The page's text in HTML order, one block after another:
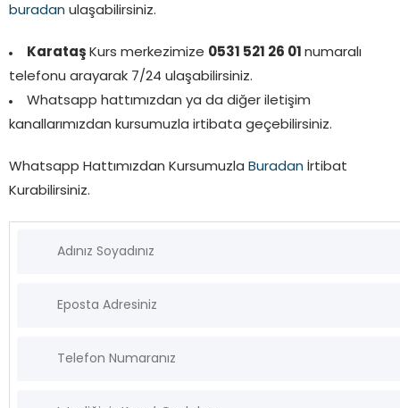
buradan ulaşabilirsiniz.
Karataş Kurs merkezimize 0531 521 26 01 numaralı
telefonu arayarak 7/24 ulaşabilirsiniz.
Whatsapp hattımızdan ya da diğer iletişim
kanallarımızdan kursumuzla irtibata geçebilirsiniz.
Whatsapp Hattımızdan Kursumuzla Buradan İrtibat
Kurabilirsiniz.